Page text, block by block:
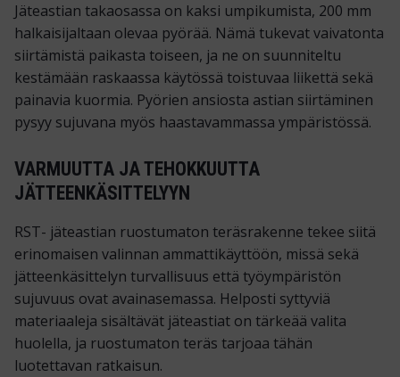
Jäteastian takaosassa on kaksi umpikumista, 200 mm
halkaisijaltaan olevaa pyörää. Nämä tukevat vaivatonta
siirtämistä paikasta toiseen, ja ne on suunniteltu
kestämään raskaassa käytössä toistuvaa liikettä sekä
painavia kuormia. Pyörien ansiosta astian siirtäminen
pysyy sujuvana myös haastavammassa ympäristössä.
VARMUUTTA JA TEHOKKUUTTA
JÄTTEENKÄSITTELYYN
RST- jäteastian ruostumaton teräsrakenne tekee siitä
erinomaisen valinnan ammattikäyttöön, missä sekä
jätteenkäsittelyn turvallisuus että työympäristön
sujuvuus ovat avainasemassa. Helposti syttyviä
materiaaleja sisältävät jäteastiat on tärkeää valita
huolella, ja ruostumaton teräs tarjoaa tähän
luotettavan ratkaisun.